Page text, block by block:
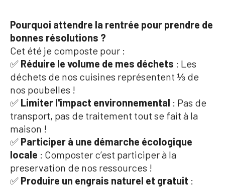
Pourquoi attendre la rentrée pour prendre de
bonnes résolutions ?
Cet été je composte pour :
✅ Réduire le volume de mes déchets : Les
déchets de nos cuisines représentent ⅓ de
nos poubelles !
✅ Limiter l'impact environnemental : Pas de
transport, pas de traitement tout se fait à la
maison !
✅ Participer à une démarche écologique
locale : Composter c’est participer à la
preservation de nos ressources !
✅ Produire un engrais naturel et gratuit :